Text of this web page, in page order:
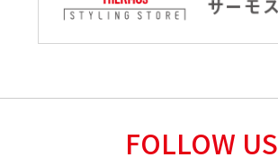
FOLLOW US